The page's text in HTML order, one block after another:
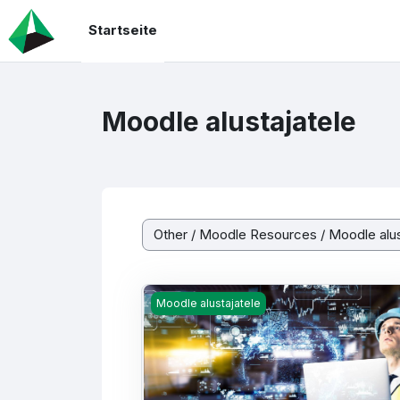
Zum Hauptinhalt
Startseite
Moodle alustajatele
Kursbereiche
MA - L. Murumaa
Moodle alustajatele